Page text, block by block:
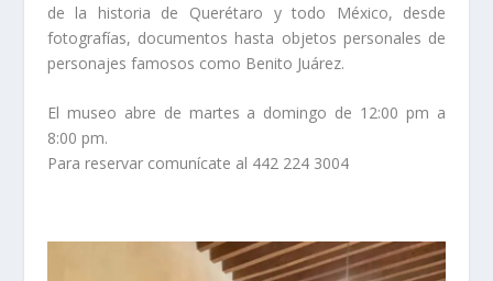
de la historia de Querétaro y todo México, desde
fotografías, documentos hasta objetos personales de
personajes famosos como Benito Juárez.
El museo abre de martes a domingo de 12:00 pm a
8:00 pm.
Para reservar comunícate al 442 224 3004